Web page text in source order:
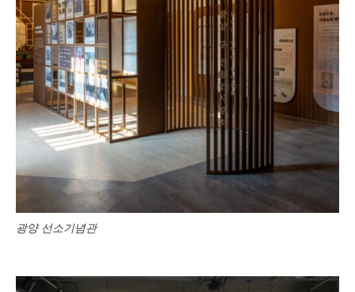
광양 선소기념관